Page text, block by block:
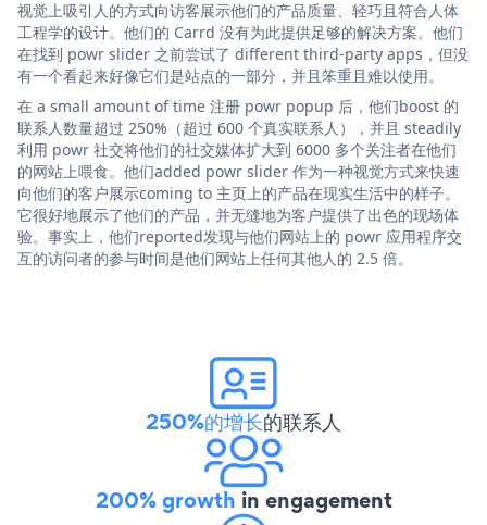
视觉上吸引人的方式向访客展示他们的产品质量、轻巧且符合人体
工程学的设计。他们的 Carrd 没有为此提供足够的解决方案。他们
在找到 powr slider 之前尝试了 different third-party apps，但没
有一个看起来好像它们是站点的一部分，并且笨重且难以使用。
在 a small amount of time 注册 powr popup 后，他们boost 的
联系人数量超过 250%（超过 600 个真实联系人），并且 steadily
利用 powr 社交将他们的社交媒体扩大到 6000 多个关注者在他们
的网站上喂食。他们added powr slider 作为一种视觉方式来快速
向他们的客户展示coming to 主页上的产品在现实生活中的样子。
它很好地展示了他们的产品，并无缝地为客户提供了出色的现场体
验。事实上，他们reported发现与他们网站上的 powr 应用程序交
互的访问者的参与时间是他们网站上任何其他人的 2.5 倍。
250%的增长的联系人
200% growth in engagement